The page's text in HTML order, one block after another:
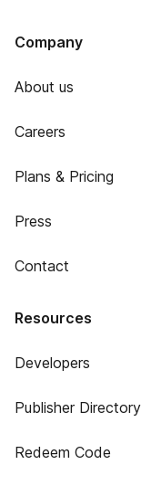
Company
About us
Careers
Plans & Pricing
Press
Contact
Resources
Developers
Publisher Directory
Redeem Code